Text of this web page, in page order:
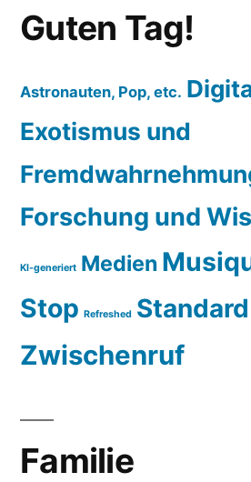
Guten Tag!
Astronauten, Pop, etc.
Exotismus und
Forschung und
KI-generiert Medien
Stop Refreshed Standard
Zwischenruf
Familie